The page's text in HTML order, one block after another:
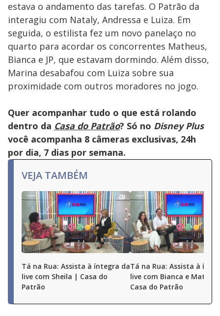
estava o andamento das tarefas. O Patrão da
interagiu com Nataly, Andressa e Luiza. Em
seguida, o estilista fez um novo panelaço no
quarto para acordar os concorrentes Matheus,
Bianca e JP, que estavam dormindo. Além disso,
Marina desabafou com Luiza sobre sua
proximidade com outros moradores no jogo.
Quer acompanhar tudo o que está rolando
dentro da Casa do Patrão? Só no Disney Plus
você acompanha 8 câmeras exclusivas, 24h
por dia, 7 dias por semana.
VEJA TAMBÉM
Tá na Rua: Assista à íntegra da
live com Sheila | Casa do
Patrão
Tá na Rua: Assista à
live com Bianca e
Casa do Patrão